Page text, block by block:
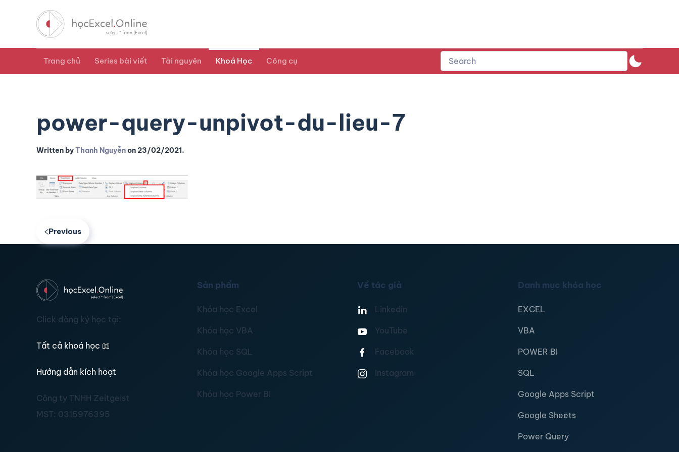
Trang chủ Series bài viết Tài nguyên Khoá Học Công cụ
power-query-unpivot-du-lieu-7
Written byThanh Nguyễnon23/02/2021.
Previous
Click đăng ký học tại:
Tất cả khoá học 📖
Hướng dẫn kích hoạt
Công ty TNHH Zeitgeist
MST: 0315976395
Sản phẩm
Khóa học Excel
Khóa học VBA
Khóa học SQL
Khóa học Google Apps Script
Khóa học Power BI
Về tác giả
Linkedin
YouTube
Facebook
Instagram
Danh mục khóa học
EXCEL
VBA
POWER BI
SQL
Google Apps Script
Google Sheets
Power Query